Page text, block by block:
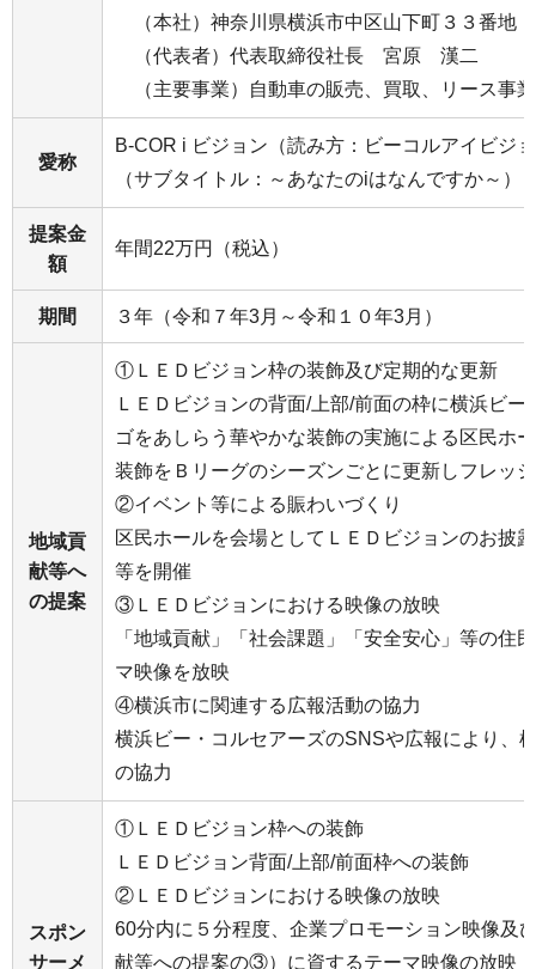
（本社）神奈川県横浜市中区山下町３３番地
（代表者）代表取締役社長 宮原 漢二
（主要事業）自動車の販売、買取、リース事
愛称
B-COR i ビジョン（読み方：ビーコルアイビジ
（サブタイトル：～あなたのiはなんですか～）
提案金
額
年間22万円（税込）
期間 ３年（令和７年3月～令和１０年3月）
地域貢
献等へ
の提案
①ＬＥＤビジョン枠の装飾及び定期的な更新
ＬＥＤビジョンの背面/上部/前面の枠に横浜ビ
ゴをあしらう華やかな装飾の実施による区民ホ
装飾をＢリーグのシーズンごとに更新しフレッ
②イベント等による賑わいづくり
区民ホールを会場としてＬＥＤビジョンのお披
等を開催
③ＬＥＤビジョンにおける映像の放映
「地域貢献」「社会課題」「安全安心」等の住
マ映像を放映
④横浜市に関連する広報活動の協力
横浜ビー・コルセアーズのSNSや広報により、
の協力
スポン
サーメ
①ＬＥＤビジョン枠への装飾
ＬＥＤビジョン背面/上部/前面枠への装飾
②ＬＥＤビジョンにおける映像の放映
60分内に５分程度、企業プロモーション映像及
献等への提案の③）に資するテーマ映像の放